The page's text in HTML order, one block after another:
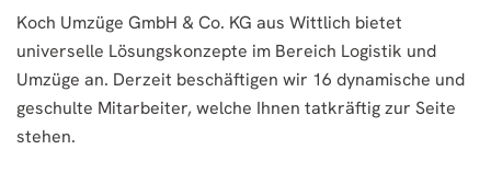
Koch Umzüge GmbH & Co. KG aus Wittlich bietet
universelle Lösungskonzepte im Bereich Logistik und
Umzüge an. Derzeit beschäftigen wir 16 dynamische und
geschulte Mitarbeiter, welche Ihnen tatkräftig zur Seite
stehen.